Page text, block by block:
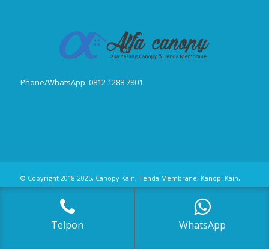
Phone/WhatsApp: 0812 1288 7801
© Copyright 2018-2025, Canopy Kain, Tenda Membrane, Kanopi Kain,
Kanopi Minmalis
Telpon WhatsApp